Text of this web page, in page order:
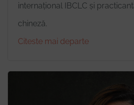
internațional IBCLC și
chineză.
Citeste mai departe